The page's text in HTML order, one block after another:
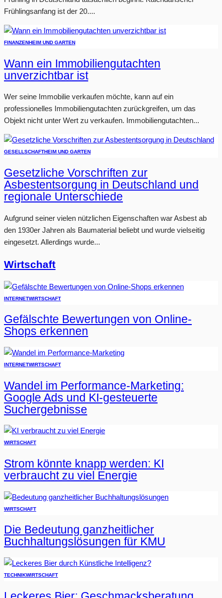
Frühlingsanfang ist der 20....
FINANZENHEIM UND GARTEN
Wann ein Immobiliengutachten
unverzichtbar ist
Wer seine Immobilie verkaufen möchte, kann auf ein
professionelles Immobiliengutachten zurückgreifen, um das
Objekt nicht unter Wert zu verkaufen. Immobiliengutachten...
GESELLSCHAFTHEIM UND GARTEN
Gesetzliche Vorschriften zur
Asbestentsorgung in Deutschland und
regionale Unterschiede
Aufgrund seiner vielen nützlichen Eigenschaften war Asbest ab
den 1930er Jahren als Baumaterial beliebt und wurde vielseitig
eingesetzt. Allerdings wurde...
Wirtschaft
INTERNETWIRTSCHAFT
Gefälschte Bewertungen von Online-
Shops erkennen
INTERNETWIRTSCHAFT
Wandel im Performance-Marketing:
Google Ads und KI-gesteuerte
Suchergebnisse
WIRTSCHAFT
Strom könnte knapp werden: KI
verbraucht zu viel Energie
WIRTSCHAFT
Die Bedeutung ganzheitlicher
Buchhaltungslösungen für KMU
TECHNIKWIRTSCHAFT